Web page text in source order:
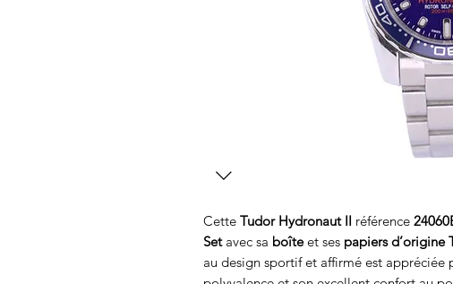
Cette Tudor Hydronaut II référence
Setavec sa boîteet ses papiers d’origine
au design sportif et affirmé est appréciée